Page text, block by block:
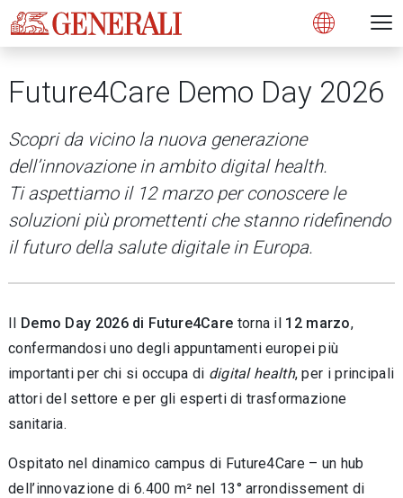
Open
Future4Care Demo Day 2026
Scopri da vicino la nuova generazione
dell’innovazione in ambito digital health.
Ti aspettiamo il 12 marzo per conoscere le
soluzioni più promettenti che stanno ridefinendo
il futuro della salute digitale in Europa.
Il Demo Day 2026 di Future4Care torna il 12 marzo,
confermandosi uno degli appuntamenti europei più
importanti per chi si occupa di digital health, per i principali
attori del settore e per gli esperti di trasformazione
sanitaria.
Ospitato nel dinamico campus di Future4Care – un hub
dell’innovazione di 6.400 m² nel 13° arrondissement di